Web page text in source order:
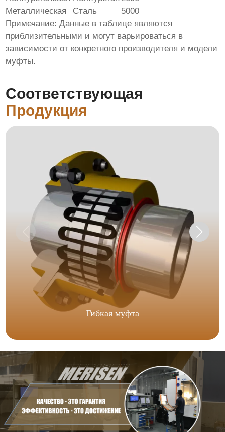
Металлическая
Сталь
5000
Примечание: Данные в таблице являются
приблизительными и могут варьироваться в
зависимости от конкретного производителя и модели
муфты.
Соответствующая
Продукция
Гибкая муфта